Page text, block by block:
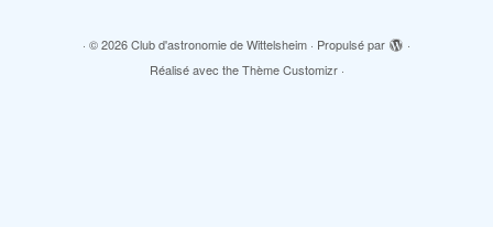
· © 2026Club d'astronomie de Wittelsheim · Propulsé par
·
Réalisé avec theThème Customizr·